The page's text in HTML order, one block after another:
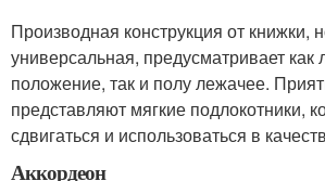
Производная конструкция от книжки,
универсальная, предусматривает как
положение, так и полу лежачее.
представляют мягкие подлокотники,
сдвигаться и использоваться в
Аккордеон